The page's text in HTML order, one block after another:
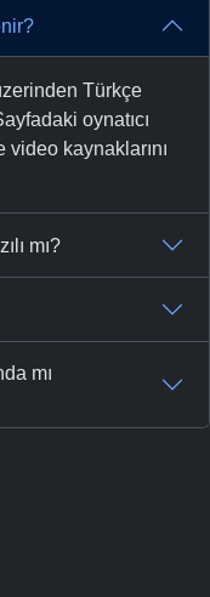
Türkçe
oynatıcı
kaynaklarını
mı?
mı